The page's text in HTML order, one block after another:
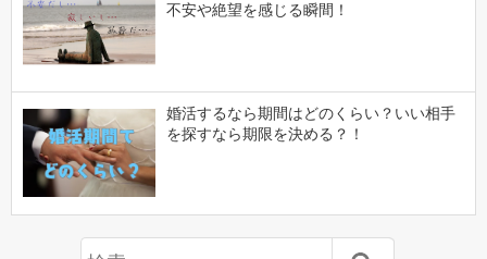
不安や絶望を感じる瞬間！
婚活するなら期間はどのくらい？いい相手
を探すなら期限を決める？！